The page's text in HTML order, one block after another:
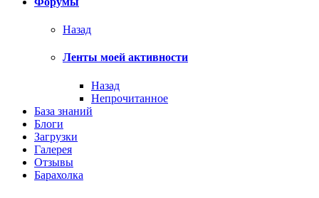
Назад
Ленты моей активности
Назад
Непрочитанное
База знаний
Блоги
Загрузки
Галерея
Отзывы
Барахолка